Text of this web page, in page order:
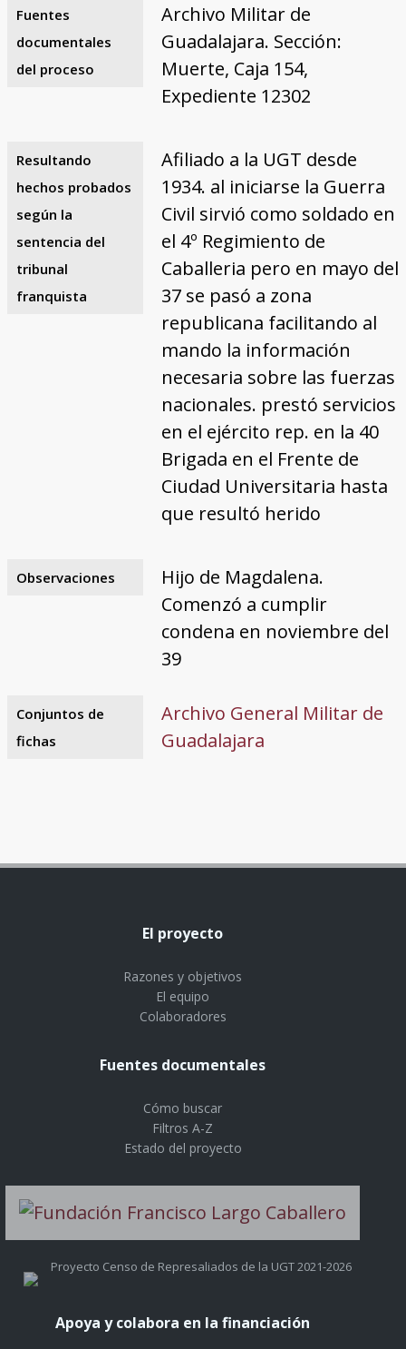
Fuentes
documentales
del proceso
Archivo Militar de
Guadalajara. Sección:
Muerte, Caja 154,
Expediente 12302
Resultando
hechos probados
según la
sentencia del
tribunal
franquista
Afiliado a la UGT desde
1934. al iniciarse la Guerra
Civil sirvió como soldado en
el 4º Regimiento de
Caballeria pero en mayo del
37 se pasó a zona
republicana facilitando al
mando la información
necesaria sobre las fuerzas
nacionales. prestó servicios
en el ejército rep. en la 40
Brigada en el Frente de
Ciudad Universitaria hasta
que resultó herido
Observaciones
Hijo de Magdalena.
Comenzó a cumplir
condena en noviembre del
39
Conjuntos de
fichas
Archivo General Militar de
Guadalajara
El proyecto
Razones y objetivos
El equipo
Colaboradores
Fuentes documentales
Cómo buscar
Filtros A-Z
Estado del proyecto
Proyecto Censo de Represaliados de la UGT 2021-2026
Apoya y colabora en la financiación